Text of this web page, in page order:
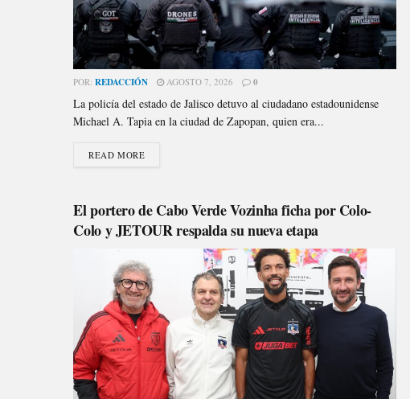
POR: REDACCIÓN AGOSTO 7, 2026 0
La policía del estado de Jalisco detuvo al ciudadano estadounidense
Michael A. Tapia en la ciudad de Zapopan, quien era...
READ MORE
El portero de Cabo Verde Vozinha ficha por Colo-
Colo y JETOUR respalda su nueva etapa